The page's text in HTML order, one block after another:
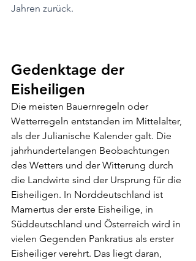
Jahren zurück.
Gedenktage der
Eisheiligen
Die meisten Bauernregeln oder
Wetterregeln entstanden im Mittelalter,
als der Julianische Kalender galt. Die
jahrhundertelangen Beobachtungen
des Wetters und der Witterung durch
die Landwirte sind der Ursprung für die
Eisheiligen. In Norddeutschland ist
Mamertus der erste Eisheilige, in
Süddeutschland und Österreich wird in
vielen Gegenden Pankratius als erster
Eisheiliger verehrt. Das liegt daran,